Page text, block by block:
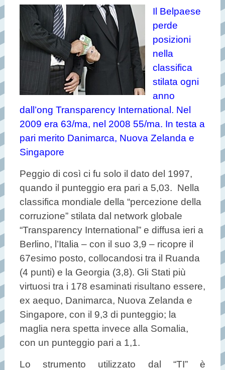
Il Belpaese
perde
posizioni
nella
classifica
stilata ogni
anno
dall’ong Transparency International. Nel
2009 era 63/ma, nel 2008 55/ma. In testa a
pari merito Danimarca, Nuova Zelanda e
Singapore
Peggio di così ci fu solo il dato del 1997,
quando il punteggio era pari a 5,03. Nella
classifica mondiale della “percezione della
corruzione” stilata dal network globale
“Transparency International” e diffusa ieri a
Berlino, l’Italia – con il suo 3,9 – ricopre il
67esimo posto, collocandosi tra il Ruanda
(4 punti) e la Georgia (3,8). Gli Stati più
virtuosi tra i 178 esaminati risultano essere,
ex aequo, Danimarca, Nuova Zelanda e
Singapore, con il 9,3 di punteggio; la
maglia nera spetta invece alla Somalia,
con un punteggio pari a 1,1.
Lo strumento utilizzato dal “TI” è